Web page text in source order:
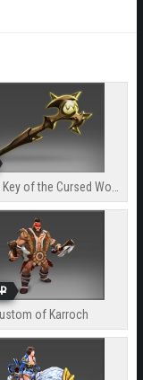
of Karroch